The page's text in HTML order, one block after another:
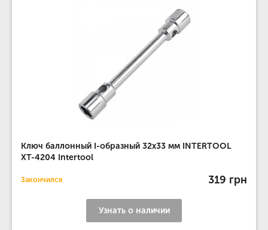
Ключ баллонный I-образный 32х33 мм INTERTOOL
XT-4204 Intertool
Закончился 319 грн
Узнать о наличии